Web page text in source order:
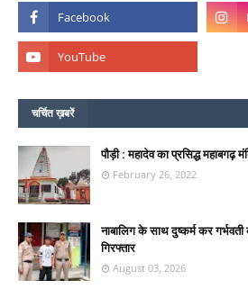
चर्चित ख़बरें
पौड़ी : महादेव का प्रसिद्ध महाबगढ़
February 26, 2022
नाबालिग के साथ दुष्कर्म कर
गिरफ्तार
August 03, 2026